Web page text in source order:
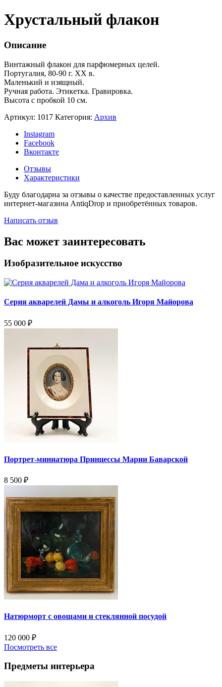
Хрустальный флакон
Описание
Винтажный флакон для парфюмерных целей.
Португалия, 80-90 г. XX в.
Маленький и изящный.
Ручная работа. Этикетка. Гравировка.
Высота с пробкой 10 см.
Артикул: 1017 Категория: Архив
Instagram
Facebook
Вконтакте
Отзывы
Характеристики
Буду благодарна за отзывы о качестве предоставленных услуг
интернет-магазина AntiqDrop и приобретённых товаров.
Написать отзыв
Вас может заинтересовать
Изобразительное искусство
Серия акварелей Дамы и алкоголь Игоря Майорова
55 000 ₽
Портрет-миниатюра Принцессы Марии Баварской
8 500 ₽
Натюрморт с овощами и стеклянной посудой
120 000 ₽
Посмотреть все
Предметы интерьера